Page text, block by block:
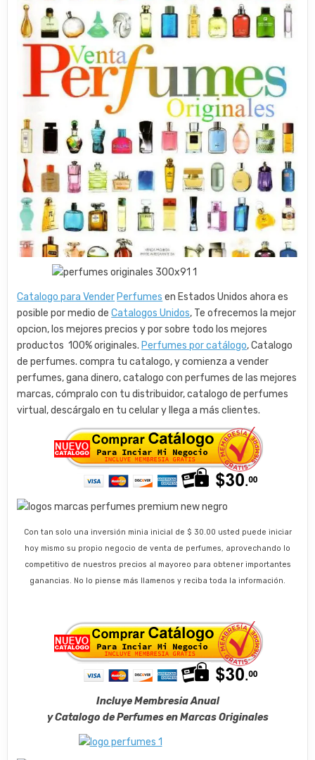
Catalogo para Vender Perfumes en Estados Unidos ahora es
posible por medio deCatalogos Unidos, Te ofrecemos la mejor
opcion, los mejores precios y por sobre todo los mejores
productos 100% originales. Perfumes por catálogo, Catalogo
de perfumes. compra tu catalogo, y comienza a vender
perfumes, gana dinero, catalogo con perfumes de las mejores
marcas, cómpralo con tu distribuidor, catalogo de perfumes
virtual, descárgalo en tu celular y llega a más clientes.
Con tan solo una inversión minia inicial de $ 30.00 usted puede iniciar
hoy mismo su propio negocio de venta de perfumes, aprovechando lo
competitivo de nuestros precios al mayoreo para obtener importantes
ganancias. No lo piense más llamenos y reciba toda la información.
Incluye Membresia Anual
y Catalogo de Perfumes en Marcas Originales